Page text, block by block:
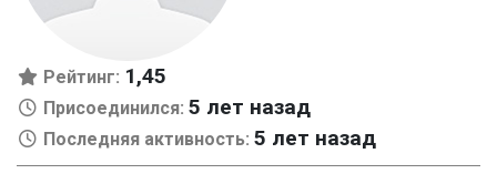
Рейтинг: 1,45
Присоединился: 5 лет назад
Последняя активность: 5 лет назад